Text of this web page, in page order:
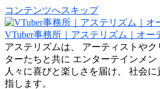
コンテンツへスキップ
VTuber事務所｜アステリズム｜オー
アステリズムは、 アーティストや
ターたちと共に エンターテインメ
人々に喜びと楽しさを届け、 社会
指します。